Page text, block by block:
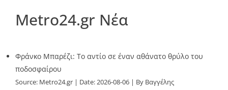
Metro24.gr Νέα
Φράνκο Μπαρέζι: Το αντίο σε έναν αθάνατο θρύλο του
ποδοσφαίρου
Source: Metro24.gr Date: 2026-08-06
By Βαγγέλης